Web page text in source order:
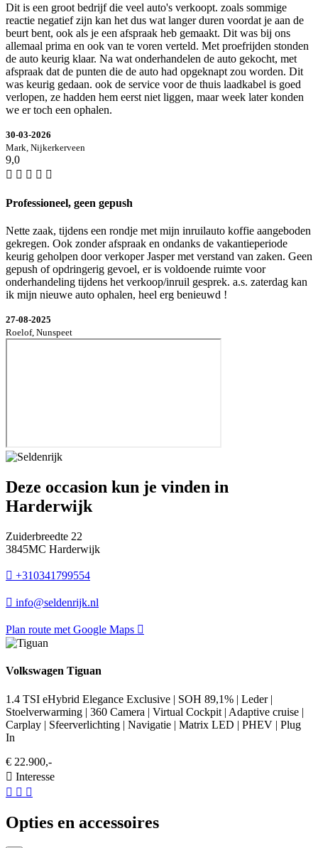
Dit is een groot bedrijf die veel auto's verkoopt. zoals sommige
reactie negatief zijn kan het dus wat langer duren voordat je aan de
beurt bent, ook als je een afspraak heb gemaakt. Dit was bij ons
allemaal prima en ook van te voren verteld. Met proefrijden stonden
de auto keurig klaar. Na wat onderhandelen de auto gekocht, met
afspraak dat de punten die de auto had opgeknapt zou worden. Dit
was keurig gedaan. ook de service voor de thuis laadkabel is goed
verlopen, ze hadden hem eerst niet liggen, maar week later konden
we er toch een ophalen.
30-03-2026
Mark, Nijkerkerveen
9,0
Professioneel, geen gepush
Nette zaak, tijdens een rondje met mijn inruilauto koffie aangeboden
gekregen. Ook zonder afspraak en ondanks de vakantieperiode
keurig geholpen door verkoper Jasper met verstand van zaken. Geen
gepush of opdringerig gevoel, er is voldoende ruimte voor
onderhandeling tijdens het verkoop/inruil gesprek. a.s. zaterdag kan
ik mijn nieuwe auto ophalen, heel erg benieuwd !
27-08-2025
Roelof, Nunspeet
Deze occasion kun je vinden in
Harderwijk
Zuiderbreedte 22
3845MC Harderwijk
+310341799554
info@seldenrijk.nl
Plan route met Google Maps
Volkswagen Tiguan
1.4 TSI eHybrid Elegance Exclusive | SOH 89,1% | Leder |
Stoelverwarming | 360 Camera | Virtual Cockpit | Adaptive cruise |
Carplay | Sfeerverlichting | Navigatie | Matrix LED | PHEV | Plug
In
€ 22.900,-
Interesse
Opties en accessoires